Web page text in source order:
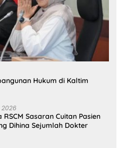
Hukum di Kaltim
RSCM Sasaran Cuitan Pasien
Dihina Sejumlah Dokter